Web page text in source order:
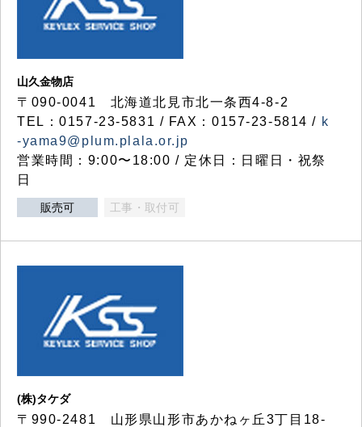
山久金物店
〒090-0041 北海道北見市北一条西4-8-2
TEL：0157-23-5831 / FAX：0157-23-5814 / k
-yama9@plum.plala.or.jp
営業時間：9:00〜18:00 / 定休日：日曜日・祝祭
日
販売可 工事・取付可
(株)タケダ
〒990-2481 山形県山形市あかねヶ丘3丁目18-